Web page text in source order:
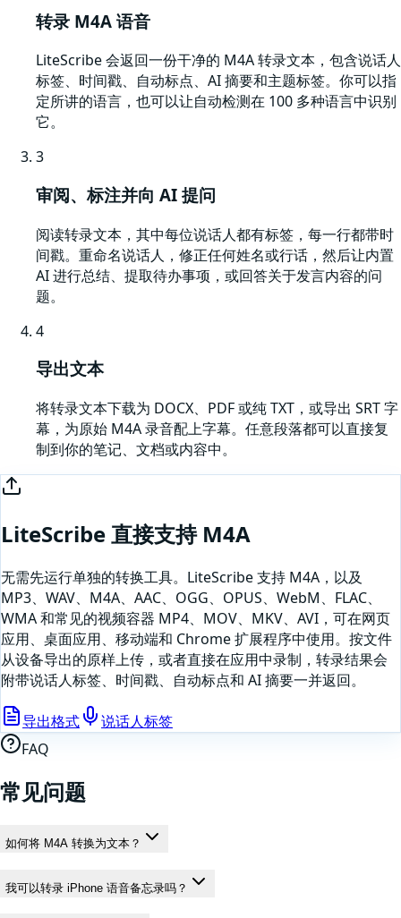
转录 M4A 语音
LiteScribe 会返回一份干净的 M4A 转录文本，包含说话人
标签、时间戳、自动标点、AI 摘要和主题标签。你可以指
定所讲的语言，也可以让自动检测在 100 多种语言中识别
它。
3
审阅、标注并向 AI 提问
阅读转录文本，其中每位说话人都有标签，每一行都带时
间戳。重命名说话人，修正任何姓名或行话，然后让内置
AI 进行总结、提取待办事项，或回答关于发言内容的问
题。
4
导出文本
将转录文本下载为 DOCX、PDF 或纯 TXT，或导出 SRT 字
幕，为原始 M4A 录音配上字幕。任意段落都可以直接复
制到你的笔记、文档或内容中。
LiteScribe 直接支持 M4A
无需先运行单独的转换工具。LiteScribe 支持 M4A ，以及
MP3、WAV、M4A、AAC、OGG、OPUS、WebM、FLAC、
WMA 和常见的视频容器 MP4、MOV、MKV、AVI，可在网页
应用、桌面应用、移动端和 Chrome 扩展程序中使用。按文件
从设备导出的原样上传，或者直接在应用中录制 ，转录结果会
附带说话人标签、时间戳、自动标点和 AI 摘要一并返回。
导出格式
说话人标签
FAQ
常见问题
如何将 M4A 转换为文本？
我可以转录 iPhone 语音备忘录吗？